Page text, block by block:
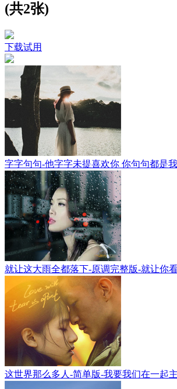
(共2张)
下载试用
字字句句-他字字未提喜欢你 你句句都是
就让这大雨全都落下-原调完整版-就让你
这世界那么多人-简单版-我要我们在一起